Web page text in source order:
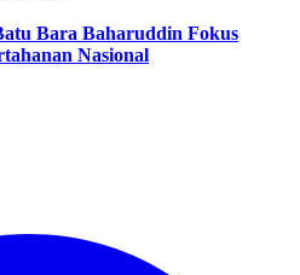
Bara Baharuddin Fokus
Nasional